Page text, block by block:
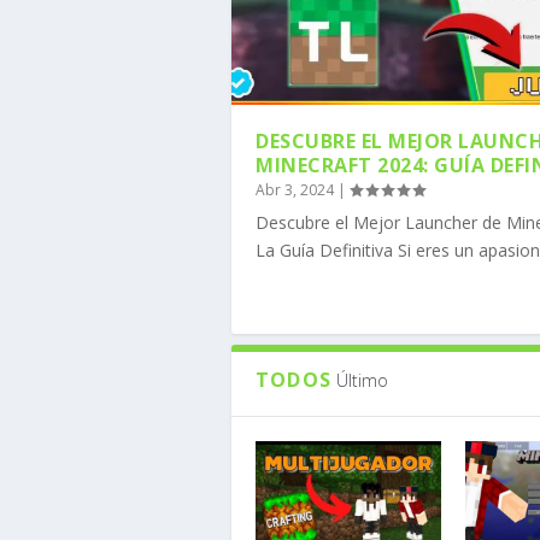
COMO DESCARGAR
MineComunidad
COMO DESCARGAR
MineComunidad
CÓMO INSTALAR
MineComunidad
CÓMO DESCARGAR
MineComunidad
CÓMO DESCARGAR
MineComunidad
DESCUBRE EL MEJOR
MINECRAFT 2024: GUÍA
Abr 3, 2024|
Descubre el Mejor Launcher de
La Guía Definitiva Si eres un
TODOS Último